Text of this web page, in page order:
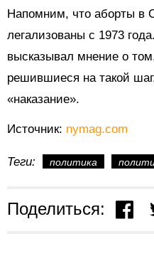
Напомним, что аборты
легализованы с 1973
высказывал мнение о
решившиеся на такой
«наказание».
Источник: nymag.com
Теги: политика
Поделиться: